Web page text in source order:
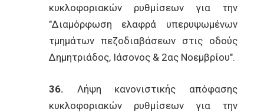
κυκλοφοριακών ρυθμίσεων για την
"Διαμόρφωση ελαφρά υπερυψωμένων
τμημάτων πεζοδιαβάσεων στις οδούς
Δημητριάδος, Ιάσονος & 2ας Νοεμβρίου".
36. Λήψη κανονιστικής απόφασης
κυκλοφοριακών ρυθμίσεων για την